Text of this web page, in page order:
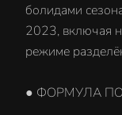
болидами
2023, включая
режиме
● ФОРМУЛА